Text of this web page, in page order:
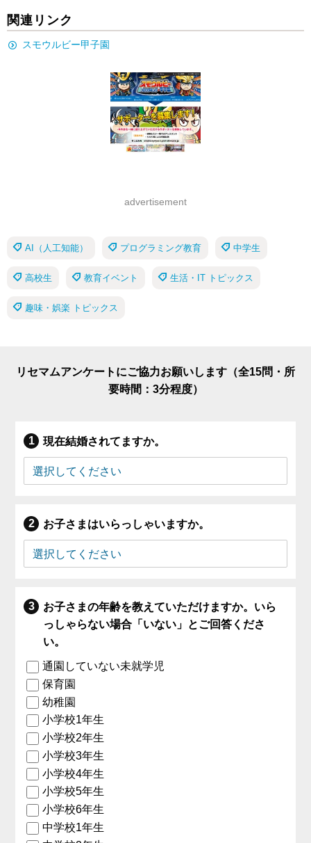
関連リンク
スモウルビー甲子園
advertisement
AI（人工知能） プログラミング教育 中学生
高校生 教育イベント 生活・IT トピックス
趣味・娯楽 トピックス
リセマムアンケートにご協力お願いします（全15問・所
要時間：3分程度）
現在結婚されてますか。
お子さまはいらっしゃいますか。
お子さまの年齢を教えていただけますか。いら
っしゃらない場合「いない」とご回答くださ
い。
通園していない未就学児
保育園
幼稚園
小学校1年生
小学校2年生
小学校3年生
小学校4年生
小学校5年生
小学校6年生
中学校1年生